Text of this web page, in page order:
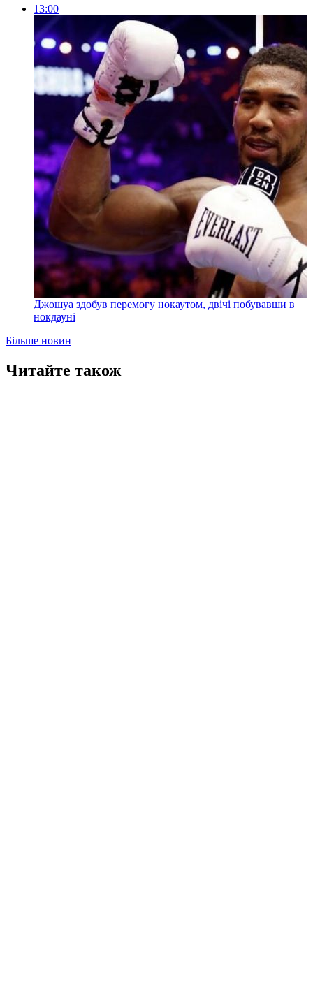
13:00
Джошуа здобув перемогу нокаутом, двічі побувавши в
нокдауні
Більше новин
Читайте також